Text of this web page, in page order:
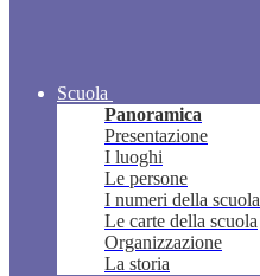
Scuola
Panoramica
Presentazione
I luoghi
Le persone
I numeri della scuola
Le carte della scuola
Organizzazione
La storia